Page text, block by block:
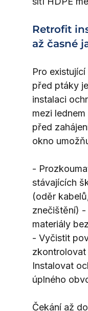
Retrofit
až časné
Pro
před ptáky
instalaci
mezi
před
okno
-
stávajících
(oděr
znečištění) -
materiály
- Vyčistit
Instalovat
úplného
Čekání až